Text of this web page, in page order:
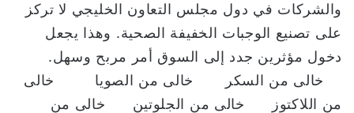
والشركات في دول مجلس التعاون الخليجي لا تركز
على تصنيع الوجبات الخفيفة الصحية. وهذا يجعل
دخول مؤثرين جدد إلى السوق أمر مربح وسهل.
خالى من السكر خالى من الصويا خالى
من اللاكتوز خالى من الجلوتين خالى من